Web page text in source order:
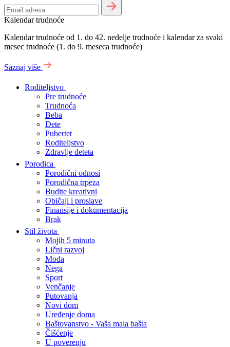
Kalendar trudnoće
Kalendar trudnoće od 1. do 42. nedelje trudnoće i kalendar za svaki
mesec trudnoće (1. do 9. meseca trudnoće)
Saznaj više
Roditeljstvo
Pre trudnoće
Trudnoća
Beba
Dete
Pubertet
Roditeljstvo
Zdravlje deteta
Porodica
Porodični odnosi
Porodična trpeza
Budite kreativni
Običaji i proslave
Finansije i dokumentacija
Brak
Stil života
Mojih 5 minuta
Lični razvoj
Moda
Nega
Sport
Venčanje
Putovanja
Novi dom
Uređenje doma
Baštovanstvo - Vaša mala bašta
Čišćenje
U poverenju